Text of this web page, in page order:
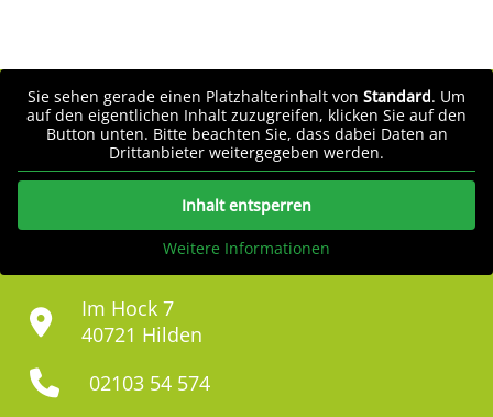
Sie sehen gerade einen Platzhalterinhalt von Standard. Um
auf den eigentlichen Inhalt zuzugreifen, klicken Sie auf den
Button unten. Bitte beachten Sie, dass dabei Daten an
Drittanbieter weitergegeben werden.
Inhalt entsperren
Weitere Informationen
Im Hock 7
40721 Hilden
02103 54 574